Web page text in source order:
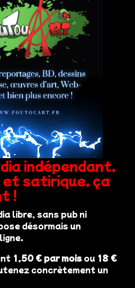
indépendant,
satirique, ça
!
libre, sans pub ni
désormais un
1,50 € par mois ou 18 €
concrètement un